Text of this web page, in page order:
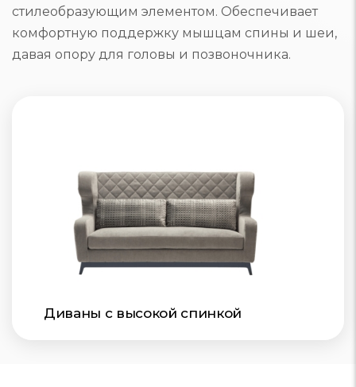
стилеобразующим элементом. Обеспечивает
комфортную поддержку мышцам спины и шеи,
давая опору для головы и позвоночника.
Диваны с высокой спинкой